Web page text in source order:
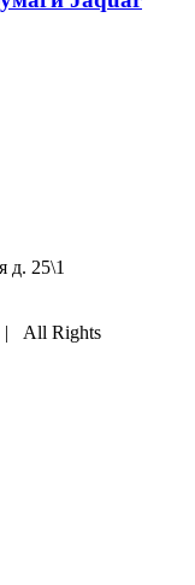
д. 25\1
| All Rights